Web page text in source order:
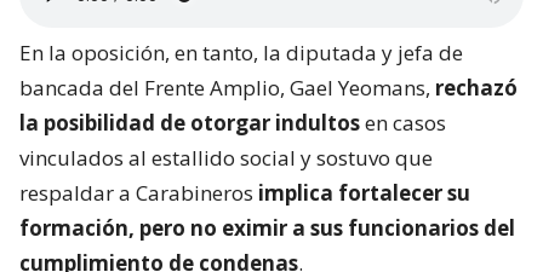
En la oposición, en tanto, la diputada y jefa de
bancada del Frente Amplio, Gael Yeomans, rechazó
la posibilidad de otorgar indultosen casos
vinculados al estallido social y sostuvo que
respaldar a Carabineros implica fortalecer su
formación, pero no eximir a sus funcionarios del
cumplimiento de condenas.